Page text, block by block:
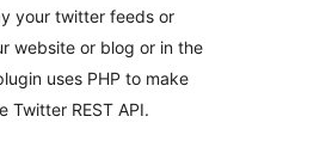
your twitter feeds or
website or blog or in the
uses PHP to make
Twitter REST API.